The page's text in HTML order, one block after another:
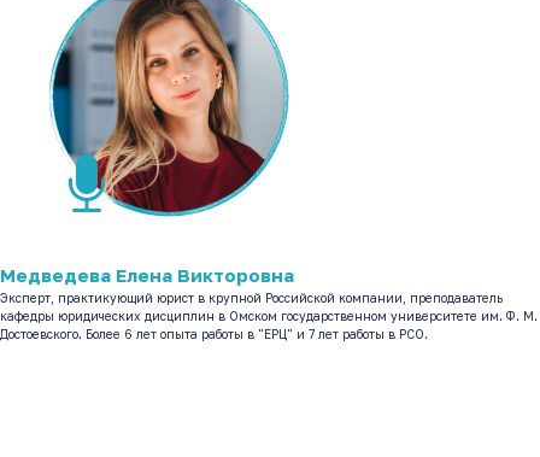
Медведева Елена Викторовна
Эксперт, практикующий юрист в крупной Российской компании, преподаватель
кафедры юридических дисциплин в Омском государственном университете им. Ф. М.
Достоевского. Более 6 лет опыта работы в "ЕРЦ" и 7 лет работы в РСО.